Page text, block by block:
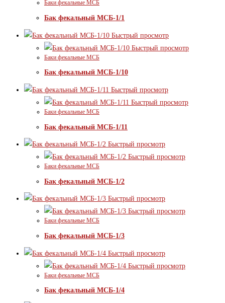
Баки фекальные МСБ
Бак фекальный МСБ-1/1
Быстрый просмотр
Быстрый просмотр
Баки фекальные МСБ
Бак фекальный МСБ-1/10
Быстрый просмотр
Быстрый просмотр
Баки фекальные МСБ
Бак фекальный МСБ-1/11
Быстрый просмотр
Быстрый просмотр
Баки фекальные МСБ
Бак фекальный МСБ-1/2
Быстрый просмотр
Быстрый просмотр
Баки фекальные МСБ
Бак фекальный МСБ-1/3
Быстрый просмотр
Быстрый просмотр
Баки фекальные МСБ
Бак фекальный МСБ-1/4